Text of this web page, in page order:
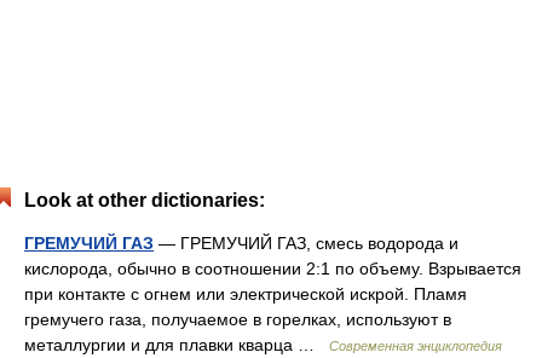
Look at other dictionaries:
ГРЕМУЧИЙ ГАЗ — ГРЕМУЧИЙ ГАЗ, смесь водорода и
кислорода, обычно в соотношении 2:1 по объему. Взрывается
при контакте с огнем или электрической искрой. Пламя
гремучего газа, получаемое в горелках, используют в
металлургии и для плавки кварца …
Современная энциклопедия